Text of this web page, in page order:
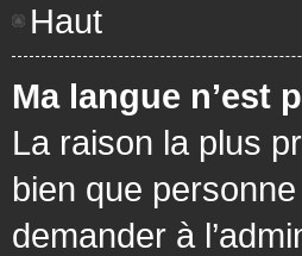
Haut
Ma langue n’est
La raison la plus
bien que
demander à